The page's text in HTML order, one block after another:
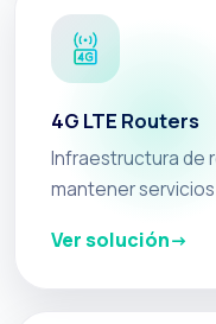
4G LTE Routers
Infraestructura de
mantener
Ver solución